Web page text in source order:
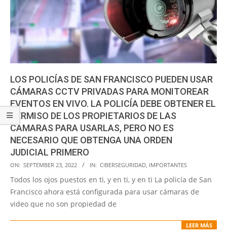
LOS POLICÍAS DE SAN FRANCISCO PUEDEN USAR
CÁMARAS CCTV PRIVADAS PARA MONITOREAR
EVENTOS EN VIVO. LA POLICÍA DEBE OBTENER EL
PERMISO DE LOS PROPIETARIOS DE LAS
CÁMARAS PARA USARLAS, PERO NO ES
NECESARIO QUE OBTENGA UNA ORDEN
JUDICIAL PRIMERO
2022-
09-
23
ON: SEPTEMBER 23, 2022 IN: CIBERSEGURIDAD, IMPORTANTES
Todos los ojos puestos en ti, y en ti, y en ti La policía de San
Francisco ahora está configurada para usar cámaras de
video que no son propiedad de
LEER MÁS